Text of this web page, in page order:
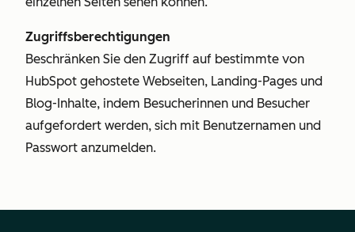
Zugriffsberechtigungen
Beschränken Sie den Zugriff auf bestimmte von
HubSpot gehostete Webseiten, Landing-Pages und
Blog-Inhalte, indem Besucherinnen und Besucher
aufgefordert werden, sich mit Benutzernamen und
Passwort anzumelden.